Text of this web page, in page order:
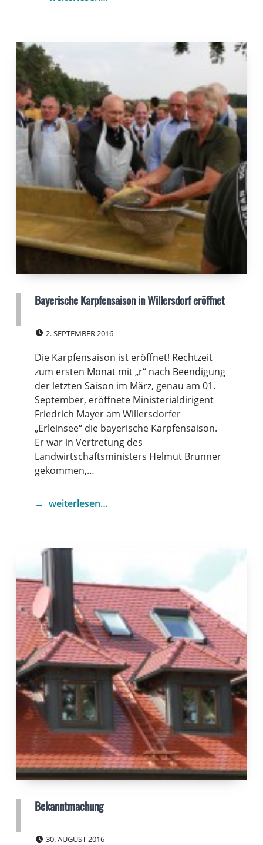
Bayerische Karpfensaison in Willersdorf eröffnet
2. SEPTEMBER 2016
Die Karpfensaison ist eröffnet! Rechtzeit
zum ersten Monat mit „r“ nach Beendigung
der letzten Saison im März, genau am 01.
September, eröffnete Ministerialdirigent
Friedrich Mayer am Willersdorfer
„Erleinsee“ die bayerische Karpfensaison.
Er war in Vertretung des
Landwirtschaftsministers Helmut Brunner
gekommen,…
weiterlesen…
Bekanntmachung
30. AUGUST 2016